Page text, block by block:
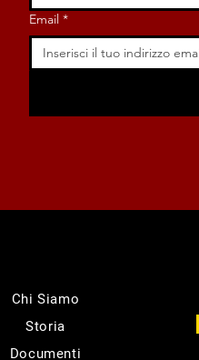
Email *
Chi Siamo
Storia
Documenti